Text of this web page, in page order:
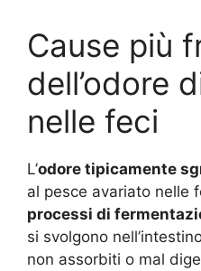
Cause più
dell’odore
nelle feci
L’odore tipicamente
al pesce avariato nelle
processi di
si svolgono
non assorbiti o mal